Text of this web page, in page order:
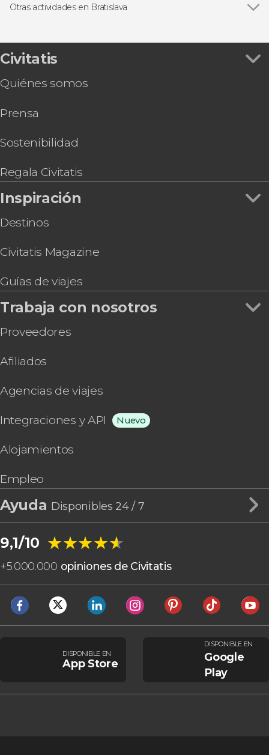
Free Tour
Otras actividades en Bratislava
Bratislava Card
Ruta del vino y castillo Červený Kameň
Paseo privado en lancha rápida por Bratislava
Civitatis
Quiénes somos
Prensa
Sostenibilidad
Regala Civitatis
Inspiración
Destinos
Civitatis Magazine
Guías de viajes
Trabaja con nosotros
Proveedores
Afiliados
Agencias de viajes
Integraciones y API Nuevo
Alojamientos
Empleo
Ayuda Disponibles 24 / 7
9,1/10 ★★★★★
★★★★★
+5.000.000 opiniones de Civitatis
DISPONIBLE EN
App Store
DISPONIBLE EN
Google
Play